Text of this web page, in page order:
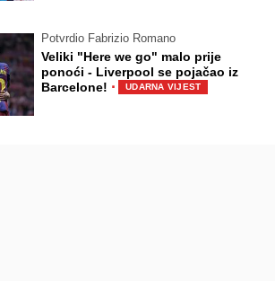
Potvrdio Fabrizio Romano
Veliki "Here we go" malo prije
ponoći - Liverpool se pojačao iz
Barcelone! · UDARNA VIJEST